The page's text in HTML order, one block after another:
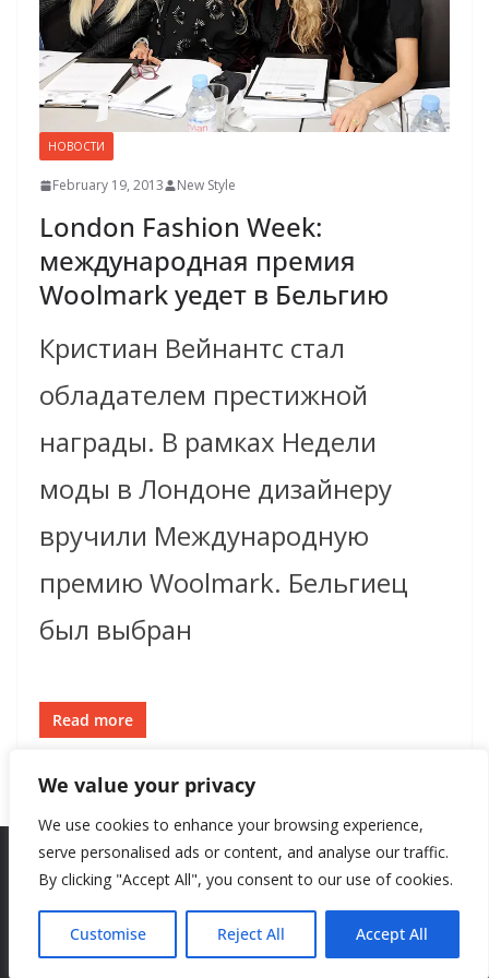
We value your privacy
We use cookies to enhance your browsing experience,
serve personalised ads or content, and analyse our traffic.
By clicking "Accept All", you consent to our use of cookies.
Customise Reject All Accept All
НОВОСТИ
February 19, 2013 New Style
London Fashion Week:
международная премия
Woolmark уедет в Бельгию
Кристиан Вейнантс стал
обладателем престижной
награды. В рамках Недели
моды в Лондоне дизайнеру
вручили Международную
премию Woolmark. Бельгиец
был выбран
Read more
Theme:ColorMag by ThemeGrill. Powered byWordPress